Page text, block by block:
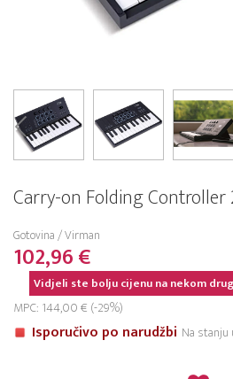
Carry-on Folding
Gotovina / Virman
102,96 €
Vidjeli ste bolju cijenu na nekom
MPC: 144,00 € (-29%)
Isporučivo po narudžbi Na stanju